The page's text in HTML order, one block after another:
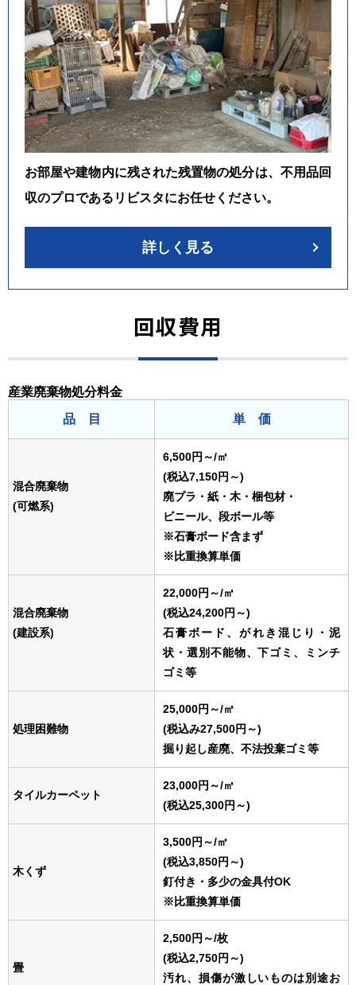
お部屋や建物内に残された残置物の処分は、不用品回
収のプロであるリビスタにお任せください。
詳しく見る
回収費用
産業廃棄物処分料金
品 目
単 価
混合廃棄物
(可燃系)
6,500円～/㎥
(税込7,150円～)
廃プラ・紙・木・梱包材・
ビニール、段ボール等
※石膏ボード含まず
※比重換算単価
混合廃棄物
(建設系)
22,000円～/㎥
(税込24,200円～)
石膏ボード、がれき混じり・泥
状・選別不能物、下ゴミ、ミンチ
ゴミ等
処理困難物
25,000円～/㎥
(税込み27,500円～)
掘り起し産廃、不法投棄ゴミ等
タイルカーペット
23,000円～/㎥
(税込25,300円～)
木くず
3,500円～/㎥
(税込3,850円～)
釘付き・多少の金具付OK
※比重換算単価
畳
2,500円～/枚
(税込2,750円～)
汚れ、損傷が激しいものは別途お